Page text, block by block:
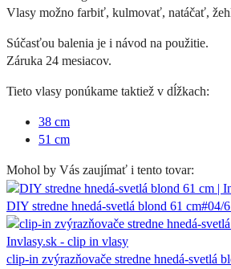
Vlasy možno farbiť, kulmovať, natáčať,
Súčasťou balenia je i návod na použitie.
Záruka 24 mesiacov.
Tieto vlasy ponúkame taktiež v dĺžkach:
38 cm
51 cm
Mohol by Vás zaujímať i tento tovar:
DIY stredne hnedá-svetlá blond 61 cm#04/
clip-in zvýrazňovače stredne hnedá-svetlá